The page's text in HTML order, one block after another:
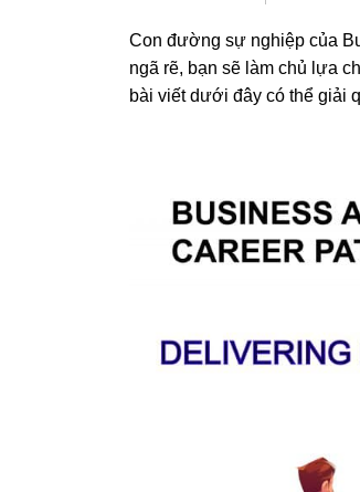
Con đường sự nghiệp của
ngã rẽ, bạn sẽ làm chủ lựa
bài viết dưới đây có thể giải